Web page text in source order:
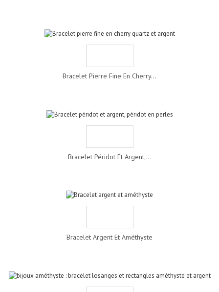
Bracelet Pierre Fine En Cherry...
Bracelet Péridot Et Argent,...
Bracelet Argent Et Améthyste